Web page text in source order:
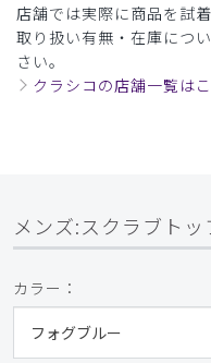
素材のせいか、毛玉がで
ときにスマホやメモが落
商品：A49メンズ:スク
​1
店舗では実際に商品を試
取り扱い有無・在庫につ
さい。
クラシコの店舗一覧は
メンズ:スクラブト
カラー：